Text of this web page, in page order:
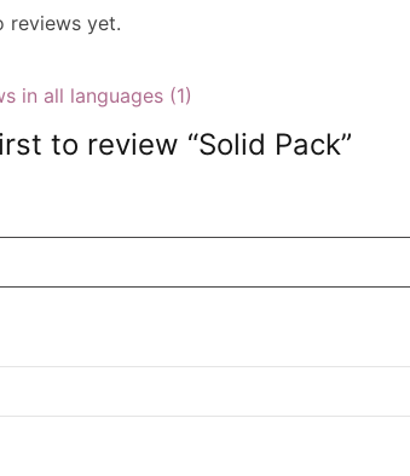
reviews yet.
in all languages (1)
to review “Solid Pack”